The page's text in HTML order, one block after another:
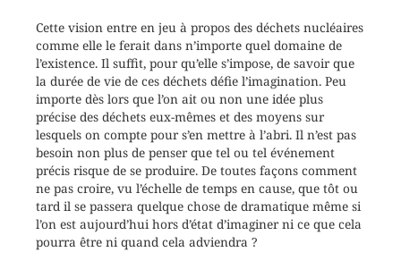
Cette vision entre en jeu à propos des déchets nucléaires
comme elle le ferait dans n’importe quel domaine de
l’existence. Il suffit, pour qu’elle s’impose, de savoir que
la durée de vie de ces déchets défie l’imagination. Peu
importe dès lors que l’on ait ou non une idée plus
précise des déchets eux-mêmes et des moyens sur
lesquels on compte pour s’en mettre à l’abri. Il n’est pas
besoin non plus de penser que tel ou tel événement
précis risque de se produire. De toutes façons comment
ne pas croire, vu l’échelle de temps en cause, que tôt ou
tard il se passera quelque chose de dramatique même si
l’on est aujourd’hui hors d’état d’imaginer ni ce que cela
pourra être ni quand cela adviendra ?